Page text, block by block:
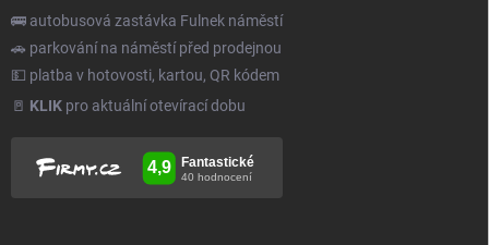
🚌 autobusová zastávka Fulnek náměstí
🚗 parkování na náměstí před prodejnou
💵 platba v hotovosti, kartou, QR kódem
🚪 KLIK pro aktuální otevírací dobu